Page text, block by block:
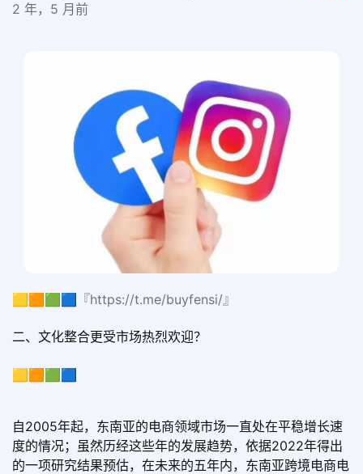
2 年，5 月前
🟨🟧🟩🟦『https://t.me/buyfensi/』
二、文化整合更受市场热烈欢迎？
🟨🟧🟩🟦
自2005年起，东南亚的电商领域市场一直处在平稳增长速
度的情况；虽然历经这些年的发展趋势，依据2022年得出
的一项研究结果预估，在未来的五年内，东南亚跨境电商电